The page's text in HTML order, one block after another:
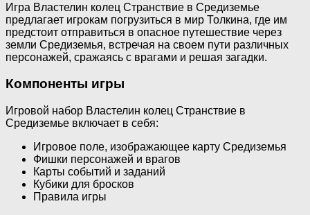
Игра Властелин колец Странствие в Средиземье
предлагает игрокам погрузиться в мир Толкина, где им
предстоит отправиться в опасное путешествие через
земли Средиземья, встречая на своем пути различных
персонажей, сражаясь с врагами и решая загадки.
Компоненты игры
Игровой набор Властелин колец Странствие в
Средиземье включает в себя:
Игровое поле, изображающее карту Средиземья
Фишки персонажей и врагов
Карты событий и заданий
Кубики для бросков
Правила игры